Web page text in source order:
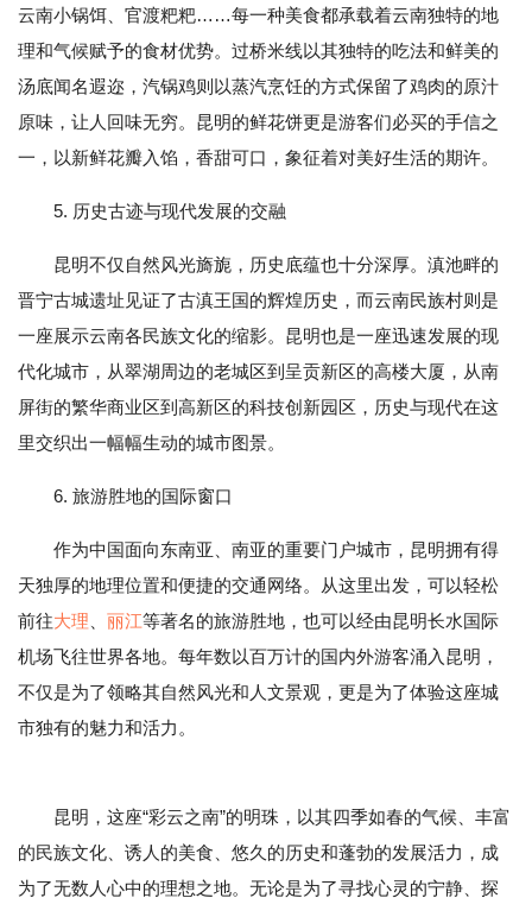
云南小锅饵、官渡粑粑……每一种美食都承载着云南独特的地
理和气候赋予的食材优势。过桥米线以其独特的吃法和鲜美的
汤底闻名遐迩，汽锅鸡则以蒸汽烹饪的方式保留了鸡肉的原汁
原味，让人回味无穷。昆明的鲜花饼更是游客们必买的手信之
一，以新鲜花瓣入馅，香甜可口，象征着对美好生活的期许。
5. 历史古迹与现代发展的交融
昆明不仅自然风光旖旎，历史底蕴也十分深厚。滇池畔的
晋宁古城遗址见证了古滇王国的辉煌历史，而云南民族村则是
一座展示云南各民族文化的缩影。昆明也是一座迅速发展的现
代化城市，从翠湖周边的老城区到呈贡新区的高楼大厦，从南
屏街的繁华商业区到高新区的科技创新园区，历史与现代在这
里交织出一幅幅生动的城市图景。
6. 旅游胜地的国际窗口
作为中国面向东南亚、南亚的重要门户城市，昆明拥有得
天独厚的地理位置和便捷的交通网络。从这里出发，可以轻松
前往大理 丽江等著名的旅游胜地，也可以经由昆明长水国际
机场飞往世界各地。每年数以百万计的国内外游客涌入昆明，
不仅是为了领略其自然风光和人文景观，更是为了体验这座城
市独有的魅力和活力。
昆明，这座“彩云之南”的明珠，以其四季如春的气候、丰富
的民族文化、诱人的美食、悠久的历史和蓬勃的发展活力，成
为了无数人心中的理想之地。无论是为了寻找心灵的宁静、探